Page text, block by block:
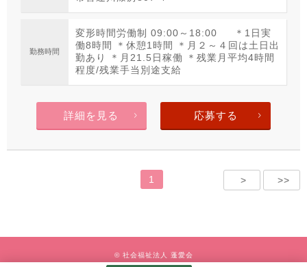
勤務時間
変形時間労働制 09:00～18:00 ＊1日実
働8時間 ＊休憩1時間 ＊月２～４回は土日出
勤あり ＊月21.5日稼働 ＊残業月平均4時間
程度/残業手当別途支給
詳細を見る 応募する
1 > >>
© 社会福祉法人 蓬愛会